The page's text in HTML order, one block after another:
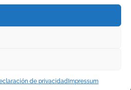
de privacidad Impressum
los derechos reservados
DE TOROLIVE